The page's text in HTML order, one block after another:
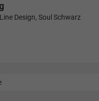
Design, Soul Schwarz